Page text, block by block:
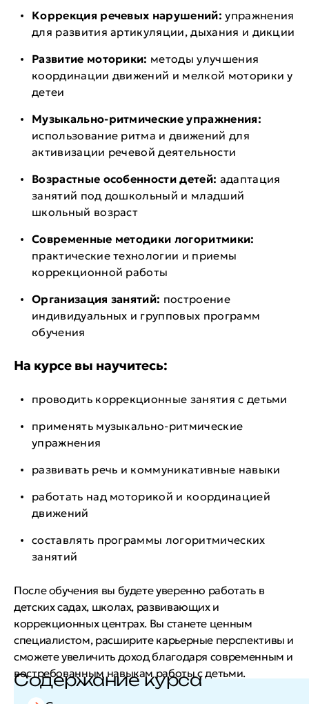
Коррекция речевых нарушений:упражнения
для развития артикуляции, дыхания и дикции
Развитие моторики: методы улучшения
координации движений и мелкой моторики у
детеи
Музыкально-ритмические упражнения:
использование ритма и движений для
активизации речевой деятельности
Возрастные особенности детей: адаптация
занятий под дошкольный и младший
школьный возраст
Современные методики логоритмики:
практические технологии и приемы
коррекционной работы
Организация занятий: построение
индивидуальных и групповых программ
обучения
На курсе вы научитесь:
проводить коррекционные занятия с детьми
применять музыкально-ритмические
упражнения
развивать речь и коммуникативные навыки
работать над моторикой и координацией
движений
составлять программы логоритмических
занятий
После обучения вы будете уверенно работать в
детских садах, школах, развивающих и
коррекционных центрах. Вы станете ценным
специалистом, расширите карьерные перспективы и
сможете увеличить доход благодаря современным и
востребованным навыкам работы с детьми.
Содержание курса